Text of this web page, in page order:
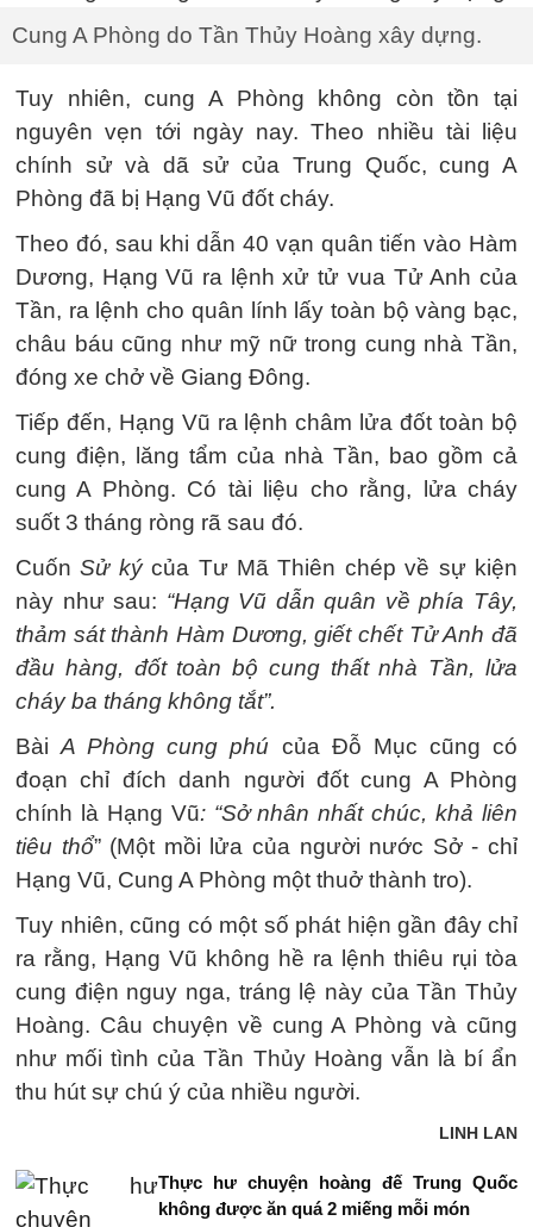
Cung A Phòng do Tần Thủy Hoàng xây dựng.
Tuy nhiên, cung A Phòng không còn tồn tại
nguyên vẹn tới ngày nay. Theo nhiều tài liệu
chính sử và dã sử của Trung Quốc, cung A
Phòng đã bị Hạng Vũ đốt cháy.
Theo đó, sau khi dẫn 40 vạn quân tiến vào Hàm
Dương, Hạng Vũ ra lệnh xử tử vua Tử Anh của
Tần, ra lệnh cho quân lính lấy toàn bộ vàng bạc,
châu báu cũng như mỹ nữ trong cung nhà Tần,
đóng xe chở về Giang Đông.
Tiếp đến, Hạng Vũ ra lệnh châm lửa đốt toàn bộ
cung điện, lăng tẩm của nhà Tần, bao gồm cả
cung A Phòng. Có tài liệu cho rằng, lửa cháy
suốt 3 tháng ròng rã sau đó.
CuốnSử kýcủa Tư Mã Thiên chép về sự kiện
này như sau: “Hạng Vũ dẫn quân về phía Tây,
thảm sát thành Hàm Dương, giết chết Tử Anh đã
đầu hàng, đốt toàn bộ cung thất nhà Tần, lửa
cháy ba tháng không tắt”.
BàiA Phòng cung phú của Đỗ Mục cũng có
đoạn chỉ đích danh người đốt cung A Phòng
chính là Hạng Vũ: “Sở nhân nhất chúc, khả liên
tiêu thổ” (Một mồi lửa của người nước Sở - chỉ
Hạng Vũ, Cung A Phòng một thuở thành tro).
Tuy nhiên, cũng có một số phát hiện gần đây chỉ
ra rằng, Hạng Vũ không hề ra lệnh thiêu rụi tòa
cung điện nguy nga, tráng lệ này của Tần Thủy
Hoàng. Câu chuyện về cung A Phòng và cũng
như mối tình của Tần Thủy Hoàng vẫn là bí ẩn
thu hút sự chú ý của nhiều người.
LINH LAN
Thực hư chuyện hoàng đế Trung Quốc
không được ăn quá 2 miếng mỗi món